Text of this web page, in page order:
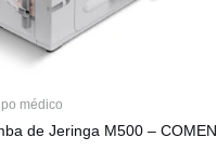
médico
de Jeringa M500 – COMEN